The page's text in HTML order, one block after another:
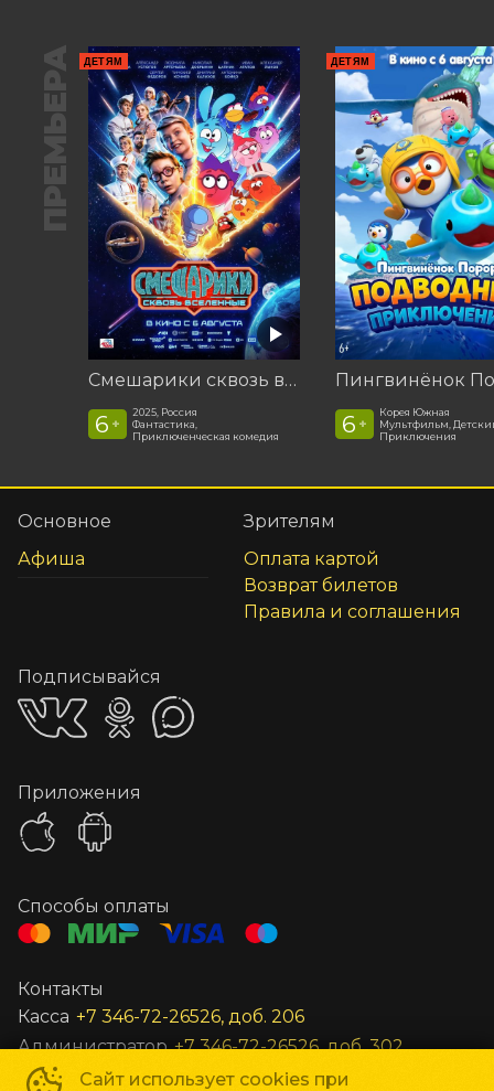
ПРЕМЬЕРА ДЕТЯМ
Смешарики сквозь вселенные
6 +
2025, Россия
Фантастика,
Приключенческая комедия
ДЕТЯМ
6 +
Корея Южная
Мультфильм,
Приключения
Сайт использует cookies при
Основное
Афиша
Зрителям
Оплата картой
Возврат билетов
Правила и соглашения
Подписывайся
Приложения
Способы оплаты
Контакты
Касса +7 346-72-26526, доб. 206
Администратор +7 346-72-26526, доб. 302
Заведующий +7 346-72-26526, доб. 301